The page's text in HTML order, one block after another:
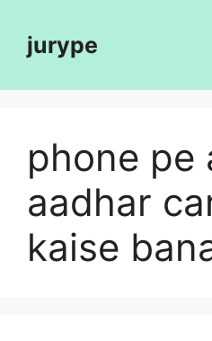
contentjurype
phone pe
aadhar
kaise